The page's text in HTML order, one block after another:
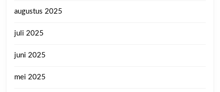
augustus 2025
juli 2025
juni 2025
mei 2025